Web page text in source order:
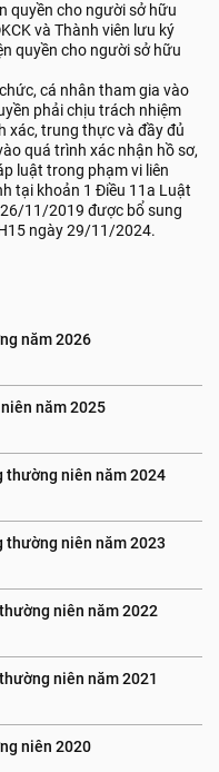
quyền cho người sở hữu
và Thành viên lưu ký
quyền cho người sở hữu
cá nhân tham gia vào
phải chịu trách nhiệm
xác, trung thực và đầy đủ
quá trình xác nhận hồ sơ,
luật trong phạm vi liên
tại khoản 1 Điều 11a Luật
11/2019 được bổ sung
ngày 29/11/2024.
năm 2026
năm 2025
thường niên năm 2024
thường niên năm 2023
niên năm 2022
niên năm 2021
niên 2020